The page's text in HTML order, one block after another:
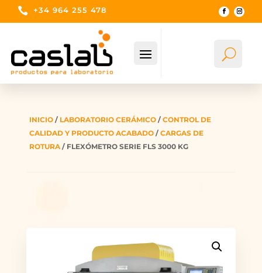
 +34 964 255 478
U
INICIO/ LABORATORIO CERÁMICO/ CONTROL DE
CALIDAD Y PRODUCTO ACABADO/ CARGAS DE
ROTURA/ FLEXÓMETRO SERIE FLS 3000 KG